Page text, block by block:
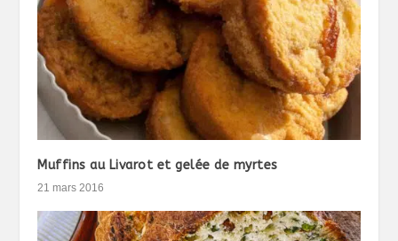
Muffins au Livarot et gelée de myrtes
21 mars 2016